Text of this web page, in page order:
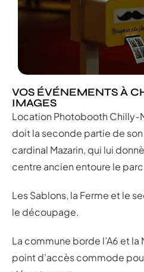
VOS ÉVÉNEMENTS À
IMAGES
Location Photobooth Chilly-
doit la seconde partie de
cardinal Mazarin, qui lui
centre ancien entoure le
Les Sablons, la Ferme et le
le découpage.
La commune borde l’A6 et
point d’accès commode